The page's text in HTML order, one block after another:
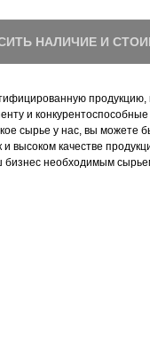
НАЛИЧИЕ И
продукцию,
и
сырье у нас, вы можете
высоком качестве
бизнес необходимым